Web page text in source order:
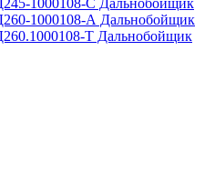
1000108-А Дальнобойщик
Т Дальнобойщик